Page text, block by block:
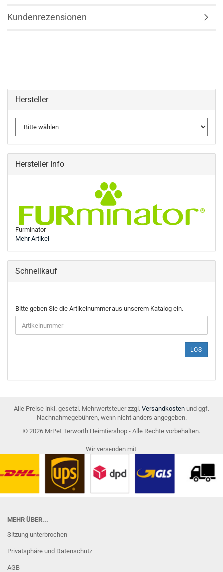
Kundenrezensionen
Hersteller
Hersteller Info
Furminator
Mehr Artikel
Schnellkauf
BITTE
GEBEN
SIE
DIE
EIN.
Bitte geben Sie die Artikelnummer aus unserem Katalog ein.
LOS
Alle Preise inkl. gesetzl. Mehrwertsteuer zzgl. Versandkosten und ggf.
Nachnahmegebühren, wenn nicht anders angegeben.
© 2026 MrPet Terworth Heimtiershop - Alle Rechte vorbehalten.
Wir versenden mit
MEHR ÜBER...
Sitzung unterbrochen
Privatsphäre und Datenschutz
AGB